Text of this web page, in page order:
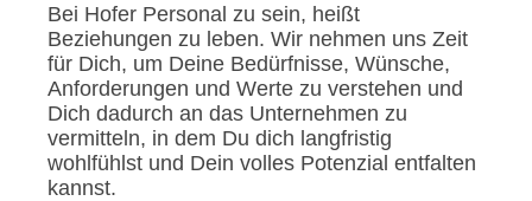
Bei Hofer Personal zu sein, heißt
Beziehungen zu leben. Wir nehmen uns Zeit
für Dich, um Deine Bedürfnisse, Wünsche,
Anforderungen und Werte zu verstehen und
Dich dadurch an das Unternehmen zu
vermitteln, in dem Du dich langfristig
wohlfühlst und Dein volles Potenzial entfalten
kannst.